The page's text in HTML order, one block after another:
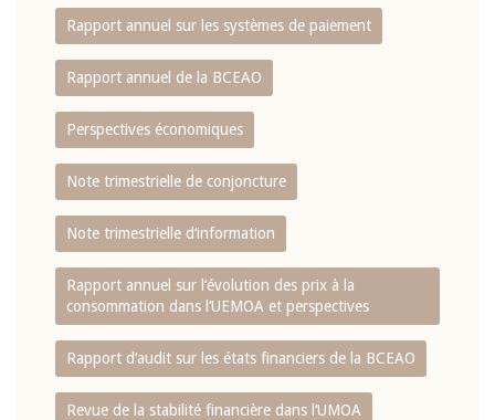
Rapport annuel sur les systèmes de paiement
Rapport annuel de la BCEAO
Perspectives économiques
Note trimestrielle de conjoncture
Note trimestrielle d‘information
Rapport annuel sur l‘évolution des prix à la
consommation dans l‘UEMOA et perspectives
Rapport d‘audit sur les états financiers de la BCEAO
Revue de la stabilité financière dans l‘UMOA